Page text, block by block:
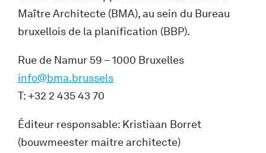
Maître Architecte (BMA), au sein du Bureau
bruxellois de la planification (BBP).
Rue de Namur 59 – 1000 Bruxelles
info@bma.brussels
T: +32 2 435 43 70
Éditeur responsable: Kristiaan Borret
(bouwmeester maitre architecte)